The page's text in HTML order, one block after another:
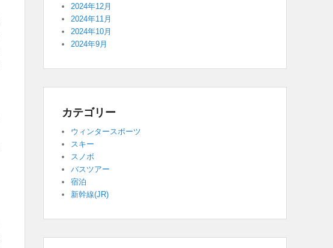
2024年12月
2024年11月
2024年10月
2024年9月
カテゴリー
ウィンタースポーツ
スキー
スノボ
バスツアー
宿泊
新幹線(JR)